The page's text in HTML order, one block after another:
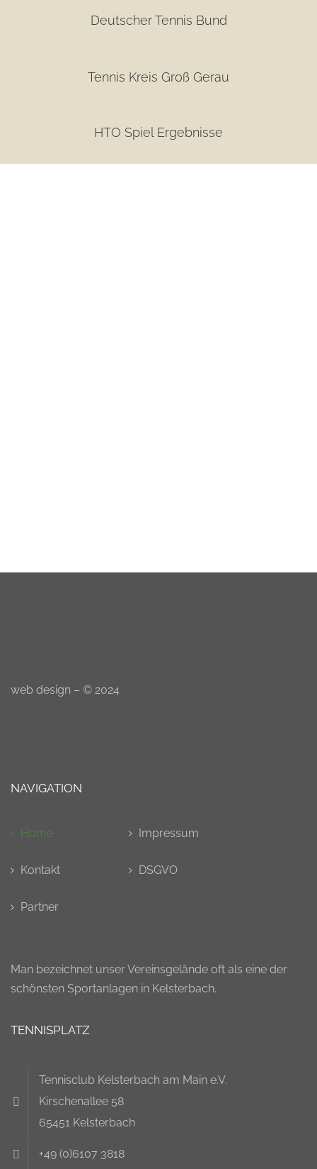
Deutscher Tennis Bund
Tennis Kreis Groß Gerau
HTO Spiel Ergebnisse
web design – © 2024
NAVIGATION
Home Impressum
Kontakt DSGVO
Partner
Man bezeichnet unser Vereinsgelände oft als eine der
schönsten Sportanlagen in Kelsterbach.
TENNISPLATZ
Tennisclub Kelsterbach am Main e.V.
Kirschenallee 58
65451 Kelsterbach
+49 (0)6107 3818